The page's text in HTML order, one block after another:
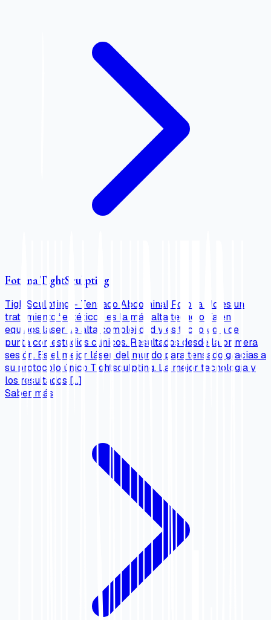
Fotona TightSculpting
Tigh Sculpting – Tensado Abdominal Fotona No es un
tratamiento “estético”, es la más alta tecnología en
equipos láser de alta complejidad y es tecnología de
punta con estudios clínicos. Resultados desde la primera
sesión. Es el mejor láser del mundo para tensado gracias a
su protocolo único Tightsculpting. La mejor tecnología y
los resultados […]
Saber más